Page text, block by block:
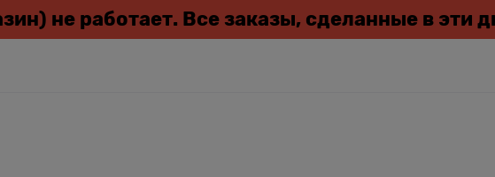
не работает. Все заказы, сделанные в эти